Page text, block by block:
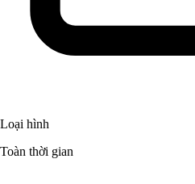
Loại hình
Toàn thời gian